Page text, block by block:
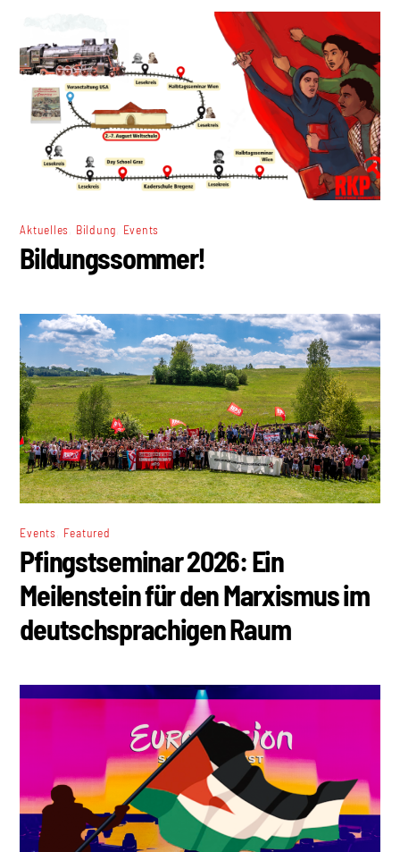
Aktuelles Bildung Events
Bildungssommer!
Events Featured
Pfingstseminar 2026: Ein
Meilenstein für den Marxismus im
deutschsprachigen Raum